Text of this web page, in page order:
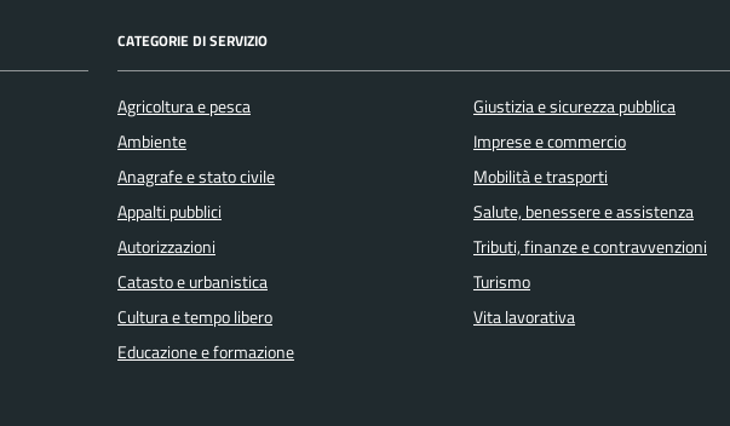
CATEGORIE DI SERVIZIO
Agricoltura e pesca
Ambiente
Anagrafe e stato civile
Appalti pubblici
Autorizzazioni
Catasto e urbanistica
Cultura e tempo libero
Educazione e formazione
Giustizia e sicurezza pubblica
Imprese e commercio
Mobilità e trasporti
Salute, benessere e assistenza
Tributi, finanze e contravvenzioni
Turismo
Vita lavorativa